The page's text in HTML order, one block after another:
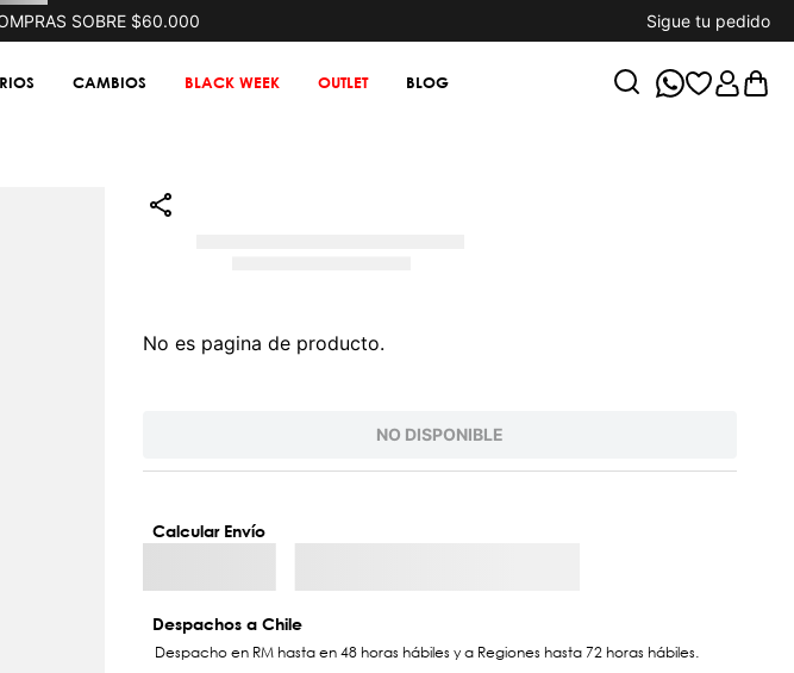
SOBRE $60.000 Sigue tu pedido
CAMBIOS BLACK WEEK OUTLET BLOG
No es pagina de producto.
NO DISPONIBLE
Calcular Envío
Despachos a Chile
Despacho en RM hasta en 48 horas hábiles y a Regiones hasta 72 horas hábiles.